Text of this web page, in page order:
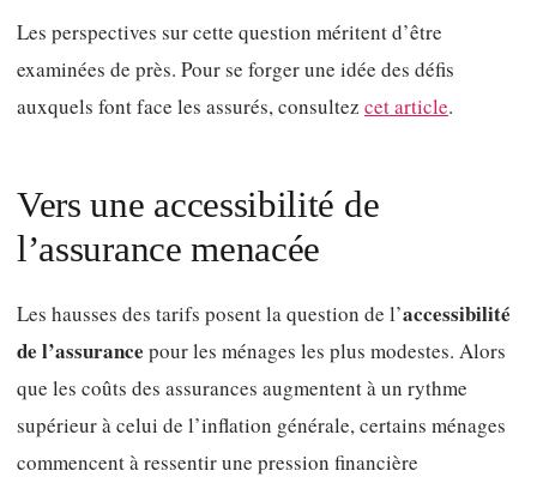
Les perspectives sur cette question méritent d’être
examinées de près. Pour se forger une idée des défis
auxquels font face les assurés, consultez cet article.
Vers une accessibilité de
l’assurance menacée
Les hausses des tarifs posent la question de l’accessibilité
de l’assurance pour les ménages les plus modestes. Alors
que les coûts des assurances augmentent à un rythme
supérieur à celui de l’inflation générale, certains ménages
commencent à ressentir une pression financière